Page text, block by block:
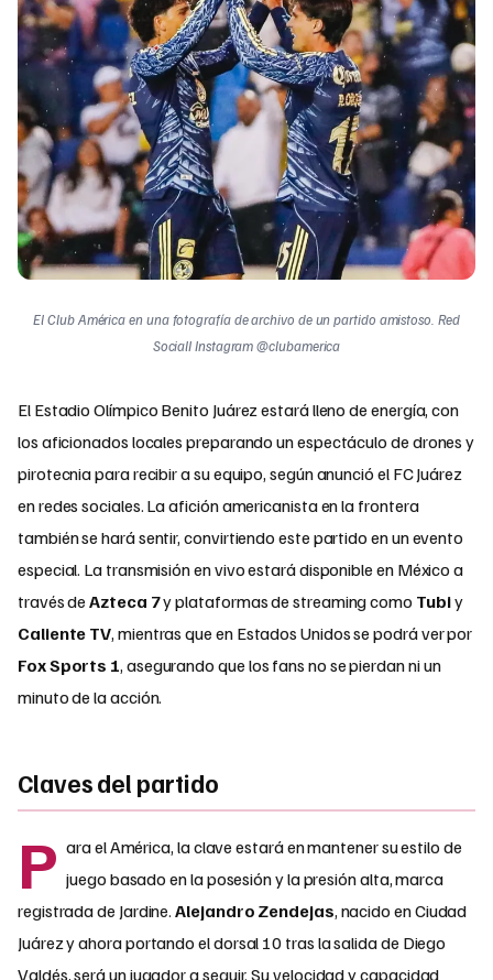
El Club América en una fotografía de archivo de un partido amistoso. Red
SocialI Instagram @clubamerica
El Estadio Olímpico Benito Juárez estará lleno de energía, con
los aficionados locales preparando un espectáculo de drones y
pirotecnia para recibir a su equipo, según anunció el FC Juárez
en redes sociales. La afición americanista en la frontera
también se hará sentir, convirtiendo este partido en un evento
especial. La transmisión en vivo estará disponible en México a
través deAzteca 7y plataformas de streaming como Tubiy
Caliente TV, mientras que en Estados Unidos se podrá ver por
Fox Sports 1, asegurando que los fans no se pierdan ni un
minuto de la acción.
Claves del partido
P ara el América, la clave estará en mantener su estilo de
juego basado en la posesión y la presión alta, marca
registrada de Jardine.Alejandro Zendejas, nacido en Ciudad
Juárez y ahora portando el dorsal 10 tras la salida de Diego
Valdés, será un jugador a seguir. Su velocidad y capacidad